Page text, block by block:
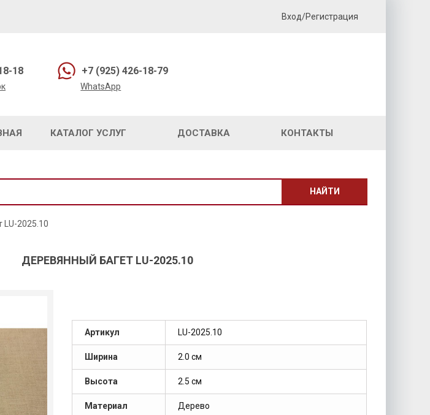
Вход/Регистрация
18 +7 (925) 426-18-79
WhatsApp
КАТАЛОГ УСЛУГ ДОСТАВКА КОНТАКТЫ
НАЙТИ
LU-2025.10
ДЕРЕВЯННЫЙ БАГЕТ LU-2025.10
Артикул LU-2025.10
Ширина 2.0 см
Высота 2.5 см
Материал Дерево